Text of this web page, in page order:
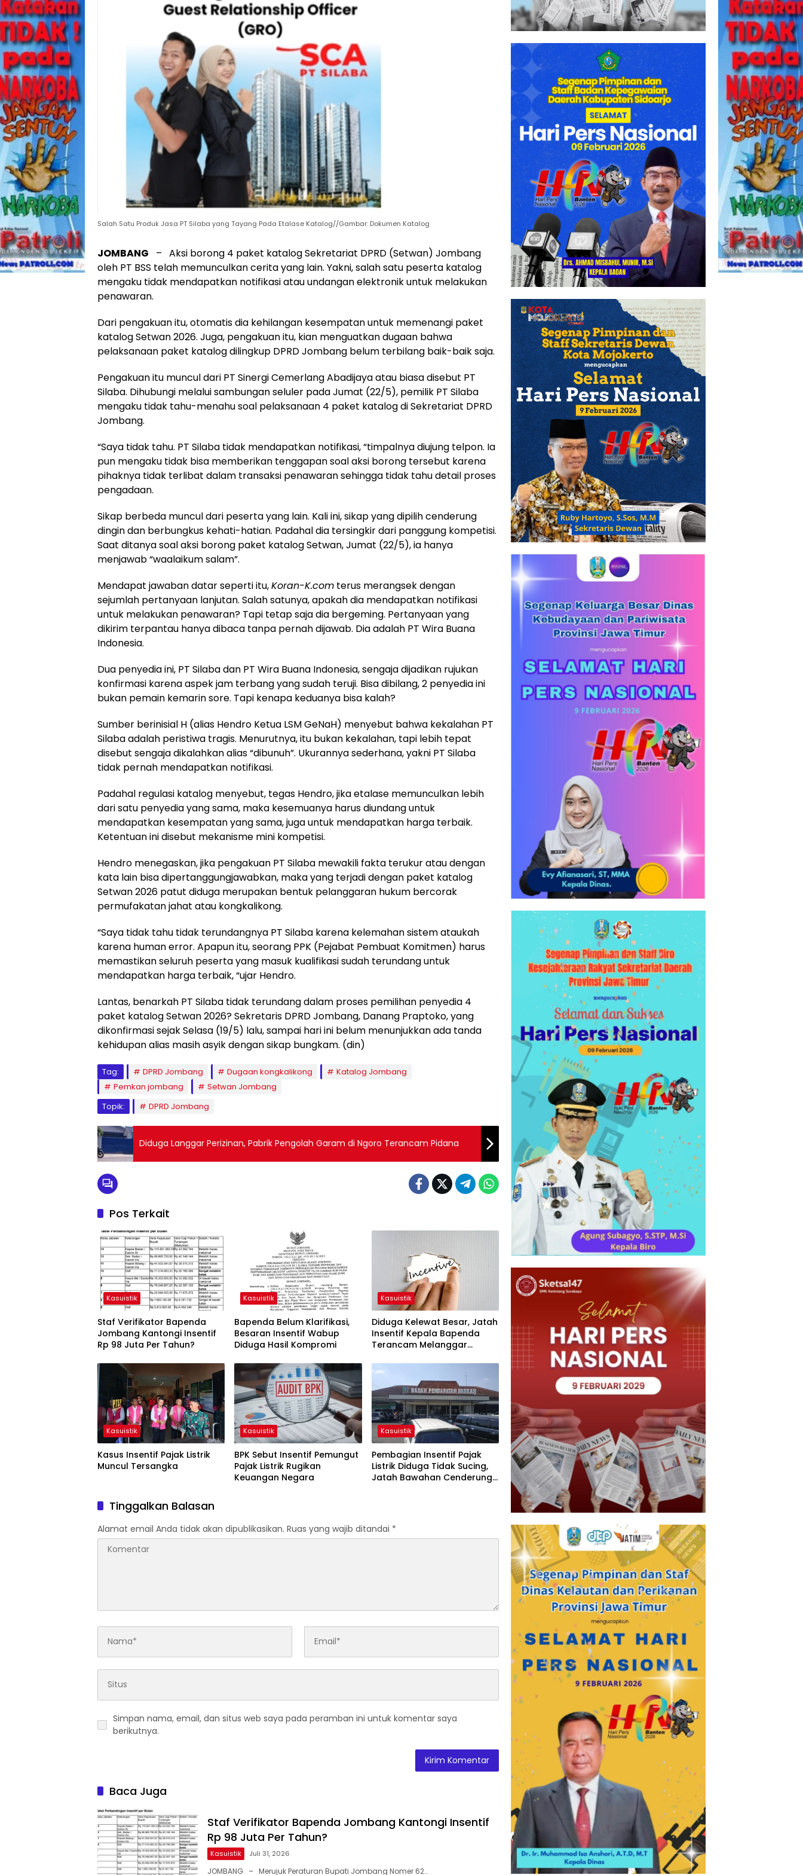
Salah Satu Produk Jasa PT Silaba yang Tayang Pada Etalase Katalog//Gambar: Dokumen Katalog
JOMBANG – Aksi borong 4 paket katalog Sekretariat DPRD (Setwan) Jombang
oleh PT BSS telah memunculkan cerita yang lain. Yakni, salah satu peserta katalog
mengaku tidak mendapatkan notifikasi atau undangan elektronik untuk melakukan
penawaran.
Dari pengakuan itu, otomatis dia kehilangan kesempatan untuk memenangi paket
katalog Setwan 2026. Juga, pengakuan itu, kian menguatkan dugaan bahwa
pelaksanaan paket katalog dilingkup DPRD Jombang belum terbilang baik-baik saja.
Pengakuan itu muncul dari PT Sinergi Cemerlang Abadijaya atau biasa disebut PT
Silaba. Dihubungi melalui sambungan seluler pada Jumat (22/5), pemilik PT Silaba
mengaku tidak tahu-menahu soal pelaksanaan 4 paket katalog di Sekretariat DPRD
Jombang.
“Saya tidak tahu. PT Silaba tidak mendapatkan notifikasi, “timpalnya diujung telpon. Ia
pun mengaku tidak bisa memberikan tenggapan soal aksi borong tersebut karena
pihaknya tidak terlibat dalam transaksi penawaran sehingga tidak tahu detail proses
pengadaan.
Sikap berbeda muncul dari peserta yang lain. Kali ini, sikap yang dipilih cenderung
dingin dan berbungkus kehati-hatian. Padahal dia tersingkir dari panggung kompetisi.
Saat ditanya soal aksi borong paket katalog Setwan, Jumat (22/5), ia hanya
menjawab “waalaikum salam”.
Mendapat jawaban datar seperti itu,Koran-K.com terus merangsek dengan
sejumlah pertanyaan lanjutan. Salah satunya, apakah dia mendapatkan notifikasi
untuk melakukan penawaran? Tapi tetap saja dia bergeming. Pertanyaan yang
dikirim terpantau hanya dibaca tanpa pernah dijawab. Dia adalah PT Wira Buana
Indonesia.
Dua penyedia ini, PT Silaba dan PT Wira Buana Indonesia, sengaja dijadikan rujukan
konfirmasi karena aspek jam terbang yang sudah teruji. Bisa dibilang, 2 penyedia ini
bukan pemain kemarin sore. Tapi kenapa keduanya bisa kalah?
Sumber berinisial H (alias Hendro Ketua LSM GeNaH) menyebut bahwa kekalahan PT
Silaba adalah peristiwa tragis. Menurutnya, itu bukan kekalahan, tapi lebih tepat
disebut sengaja dikalahkan alias “dibunuh”. Ukurannya sederhana, yakni PT Silaba
tidak pernah mendapatkan notifikasi.
Padahal regulasi katalog menyebut, tegas Hendro, jika etalase memunculkan lebih
dari satu penyedia yang sama, maka kesemuanya harus diundang untuk
mendapatkan kesempatan yang sama, juga untuk mendapatkan harga terbaik.
Ketentuan ini disebut mekanisme mini kompetisi.
Hendro menegaskan, jika pengakuan PT Silaba mewakili fakta terukur atau dengan
kata lain bisa dipertanggungjawabkan, maka yang terjadi dengan paket katalog
Setwan 2026 patut diduga merupakan bentuk pelanggaran hukum bercorak
permufakatan jahat atau kongkalikong.
“Saya tidak tahu tidak terundangnya PT Silaba karena kelemahan sistem ataukah
karena human error. Apapun itu, seorang PPK (Pejabat Pembuat Komitmen) harus
memastikan seluruh peserta yang masuk kualifikasi sudah terundang untuk
mendapatkan harga terbaik, “ujar Hendro.
Lantas, benarkah PT Silaba tidak terundang dalam proses pemilihan penyedia 4
paket katalog Setwan 2026? Sekretaris DPRD Jombang, Danang Praptoko, yang
dikonfirmasi sejak Selasa (19/5) lalu, sampai hari ini belum menunjukkan ada tanda
kehidupan alias masih asyik dengan sikap bungkam. (din)
Tag: DPRD Jombang Dugaan kongkalikong
Katalog Jombang
Pemkan jombang
Setwan Jombang
Topik:
DPRD Jombang
Diduga Langgar Perizinan, Pabrik Pengolah Garam di Ngoro Terancam Pidana
Pos Terkait
Kasuistik
Staf Verifikator Bapenda
Jombang Kantongi Insentif
Rp 98 Juta Per Tahun?
Kasuistik
Bapenda Belum Klarifikasi,
Besaran Insentif Wabup
Diduga Hasil Kompromi
Kasuistik
Diduga Kelewat Besar, Jatah
Insentif Kepala Bapenda
Terancam Melanggar
Kasuistik
Kasus Insentif Pajak Listrik
Muncul Tersangka
Kasuistik
BPK Sebut Insentif Pemungut
Pajak Listrik Rugikan
Keuangan Negara
Kasuistik
Pembagian Insentif Pajak
Listrik Diduga Tidak Sucing,
Jatah Bawahan Cenderung
Tinggalkan Balasan
Alamat email Anda tidak akan dipublikasikan. Ruas yang wajib ditandai *
Simpan nama, email, dan situs web saya pada peramban ini untuk komentar saya
berikutnya.
Baca Juga
Staf Verifikator Bapenda Jombang Kantongi Insentif
Rp 98 Juta Per Tahun?
Kasuistik Juli 31, 2026
JOMBANG – Merujuk Peraturan Bupati Jombang Nomer 62…